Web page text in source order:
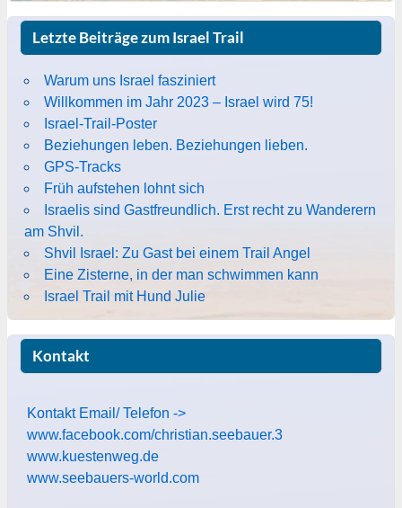
Letzte Beiträge zum Israel Trail
Warum uns Israel fasziniert
Willkommen im Jahr 2023 – Israel wird 75!
Israel-Trail-Poster
Beziehungen leben. Beziehungen lieben.
GPS-Tracks
Früh aufstehen lohnt sich
Israelis sind Gastfreundlich. Erst recht zu Wanderern
am Shvil.
Shvil Israel: Zu Gast bei einem Trail Angel
Eine Zisterne, in der man schwimmen kann
Israel Trail mit Hund Julie
Kontakt
Kontakt Email/ Telefon ->
www.facebook.com/christian.seebauer.3
www.kuestenweg.de
www.seebauers-world.com